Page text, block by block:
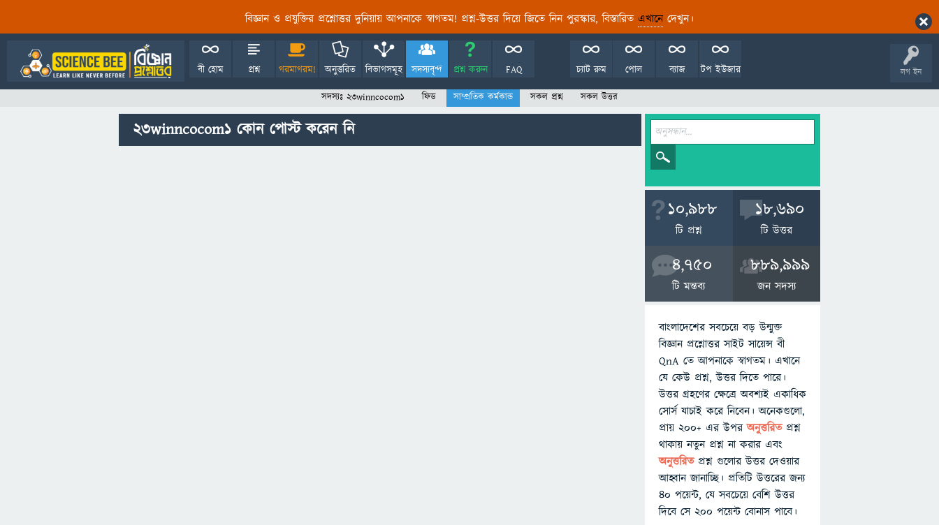
বিজ্ঞান ও প্রযুক্তির প্রশ্নোত্তর দুনিয়ায় আপনাকে স্বাগতম! প্রশ্ন-উত্তর দিয়ে জিতে নিন পুরস্কার, বিস্তারিত এখানেদেখুন।
লগ ইন
বী হোম প্রশ্ন গরমাগরম! অনুত্তরিত বিভাগসমূহ সদস্যবৃন্দ প্রশ্ন করুন FAQ টপ ইউজার
ব্যাজ
পোল
চ্যাট রুম
সদস্যঃ 23winncocom1 ফিড সাম্প্রতিক কর্মকান্ড সকল প্রশ্ন সকল উত্তর
23winncocom1 কোন পোস্ট করেন নি
10,988
টি প্রশ্ন
18,690
টি উত্তর
4,750
টি মন্তব্য
889,999
জন সদস্য
বাংলাদেশের সবচেয়ে বড় উন্মুক্ত
বিজ্ঞান প্রশ্নোত্তর সাইট সায়েন্স বী
QnA তে আপনাকে স্বাগতম। এখানে
যে কেউ প্রশ্ন, উত্তর দিতে পারে।
উত্তর গ্রহণের ক্ষেত্রে অবশ্যই একাধিক
সোর্স যাচাই করে নিবেন। অনেকগুলো,
প্রায় ২০০+ এর উপরঅনুত্তরিতপ্রশ্ন
থাকায় নতুন প্রশ্ন না করার এবং
অনুত্তরিত প্রশ্ন গুলোর উত্তর দেওয়ার
আহ্বান জানাচ্ছি। প্রতিটি উত্তরের জন্য
৪০ পয়েন্ট, যে সবচেয়ে বেশি উত্তর
দিবে সে ২০০ পয়েন্ট বোনাস পাবে।